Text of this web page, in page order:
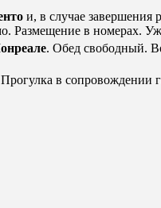
и, в случае завершения
Размещение в номерах.
. Обед свободный.
в сопровождении